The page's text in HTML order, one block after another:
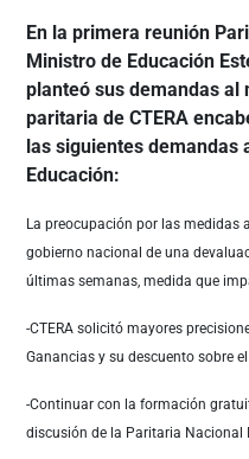
En la primera reunión
Ministro de Educación
planteó sus demandas
paritaria de CTERA
las siguientes demandas
Educación:
La preocupación por las medidas
gobierno nacional de una
últimas semanas, medida que
-CTERA solicitó mayores
Ganancias y su descuento sobre
-Continuar con la formación
discusión de la Paritaria Nacional